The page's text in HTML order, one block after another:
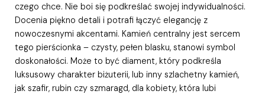
czego chce. Nie boi się podkreślać swojej indywidualności.
Docenia piękno detali i potrafi łączyć elegancję z
nowoczesnymi akcentami. Kamień centralny jest sercem
tego pierścionka – czysty, pełen blasku, stanowi symbol
doskonałości. Może to być diament, który podkreśla
luksusowy charakter biżuterii, lub inny szlachetny kamień,
jak szafir, rubin czy szmaragd, dla kobiety, która lubi